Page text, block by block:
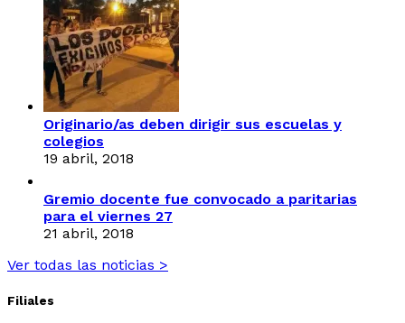
Originario/as deben dirigir sus escuelas y
colegios
19 abril, 2018
Gremio docente fue convocado a paritarias
para el viernes 27
21 abril, 2018
Ver todas las noticias >
Filiales